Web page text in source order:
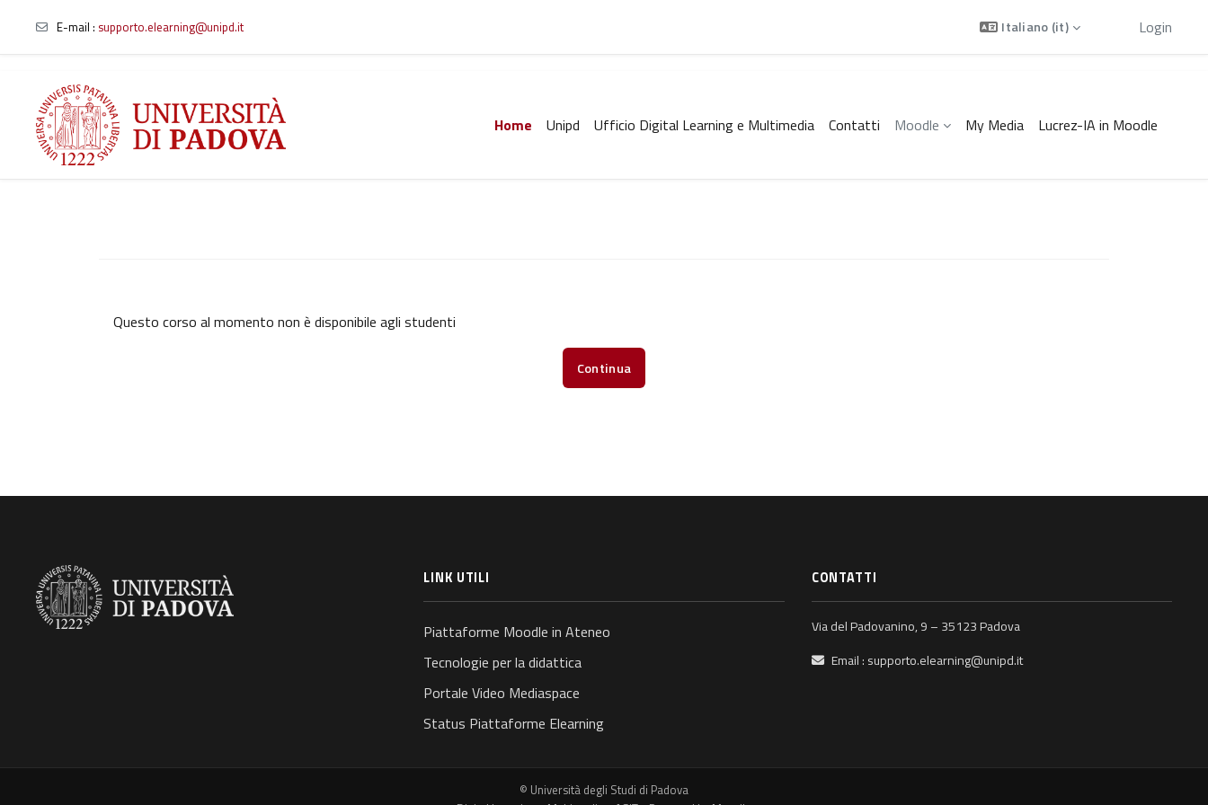
Vai al contenuto principale
E-mail : supporto.elearning@unipd.it Italiano ‎(it)‎ Login
Home Unipd Ufficio Digital Learning e Multimedia Contatti Moodle My Media Lucrez-IA in Moodle
Questo corso al momento non è disponibile agli studenti
Continua
LINK UTILI
Piattaforme Moodle in Ateneo
Tecnologie per la didattica
Portale Video Mediaspace
Status Piattaforme Elearning
CONTATTI
Via del Padovanino, 9 – 35123 Padova
Email : supporto.elearning@unipd.it
© Università degli Studi di Padova